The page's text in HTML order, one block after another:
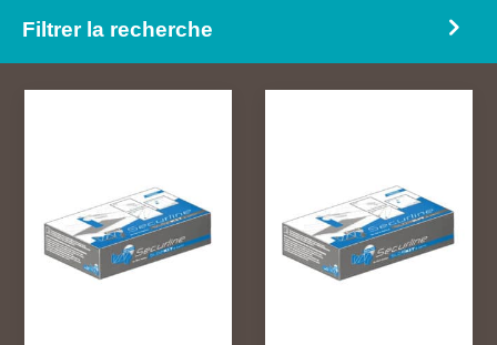
Filtrer la recherche